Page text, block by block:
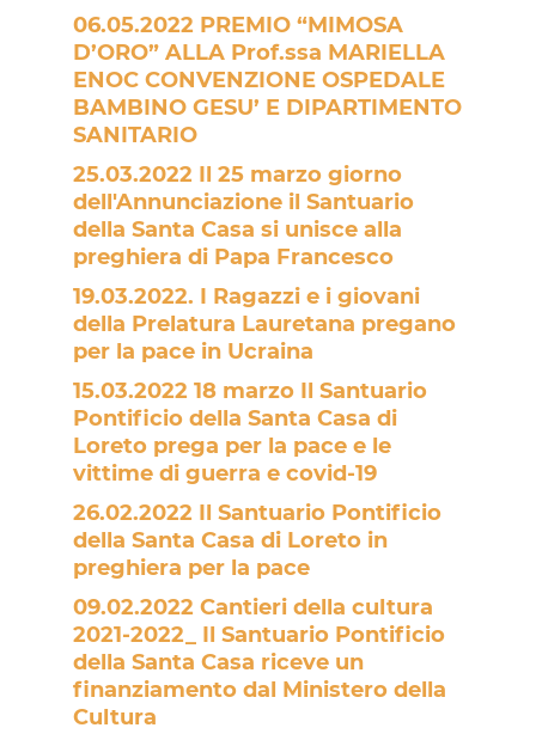
06.05.2022 PREMIO “MIMOSA
D’ORO” ALLA Prof.ssa MARIELLA
ENOCCONVENZIONE OSPEDALE
BAMBINO GESU’ E DIPARTIMENTO
SANITARIO
25.03.2022 Il 25 marzo giorno
dell'Annunciazione il Santuario
della Santa Casa si unisce alla
preghiera di Papa Francesco
19.03.2022. I Ragazzi e i giovani
della Prelatura Lauretana pregano
per la pace in Ucraina
15.03.2022 18 marzo Il Santuario
Pontificio della Santa Casa di
Loreto prega per la pace e le
vittime di guerra e covid-19
26.02.2022 Il Santuario Pontificio
della Santa Casa di Loreto in
preghiera per la pace
09.02.2022 Cantieri della cultura
2021-2022_ Il Santuario Pontificio
della Santa Casa riceve un
finanziamento dal Ministero della
Cultura